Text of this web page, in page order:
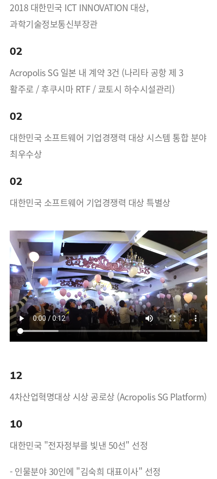
2018 대한민국 ICT INNOVATION 대상,
과학기술정보통신부장관
02
Acropolis SG 일본 내 계약 3건 (나리타 공항 제 3
활주로 / 후쿠시마 RTF / 쿄토시 하수시설관리)
02
대한민국 소프트웨어 기업경쟁력 대상 시스템 통합 분야
최우수상
02
대한민국 소프트웨어 기업경쟁력 대상 특별상
17
12
4차산업혁명대상 시상 공로상 (Acropolis SG Platform)
10
대한민국 "전자정부를 빛낸 50선" 선정
- 인물분야 30인에 "김숙희 대표이사" 선정